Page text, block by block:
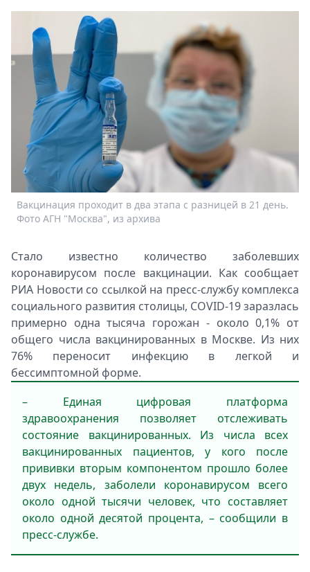
Книги
Выставки
Пресс-
релизы
О
Metro
Стримы
Спецпроекты
Звезды
Выборы
2026
Скачай
Вакцинация проходит в два этапа с разницей в 21 день.
Фото АГН "Москва", из архива
Стало известно количество заболевших
коронавирусом после вакцинации. Как сообщает
РИА Новости со ссылкой на пресс-службу комплекса
социального развития столицы, COVID-19 заразлась
примерно одна тысяча горожан - около 0,1% от
общего числа вакцинированных в Москве. Из них
76% переносит инфекцию в легкой и
бессимптомной форме.
– Единая цифровая платформа
здравоохранения позволяет отслеживать
состояние вакцинированных. Из числа всех
вакцинированных пациентов, у кого после
прививки вторым компонентом прошло более
двух недель, заболели коронавирусом всего
около одной тысячи человек, что составляет
около одной десятой процента, – сообщили в
пресс-службе.